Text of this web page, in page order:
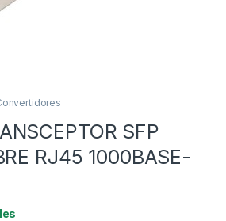
SFP
RJ45 1000BASE-